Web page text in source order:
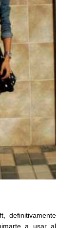
definitivamente
a usar al